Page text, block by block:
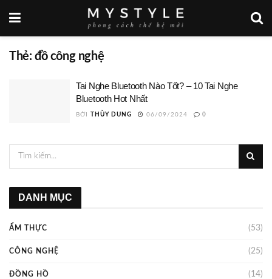
Thẻ: đồ công nghệ
Tai Nghe Bluetooth Nào Tốt? – 10 Tai Nghe
Bluetooth Hot Nhất
BỞI THÙY DUNG 06/09/2024 0
DANH MỤC
ẨM THỰC (53)
CÔNG NGHỆ (25)
ĐỒNG HỒ (14)